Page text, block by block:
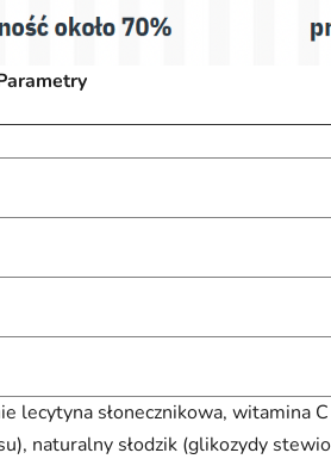
lecytyna słonecznikowa, witamina
naturalny słodzik (glikozydy